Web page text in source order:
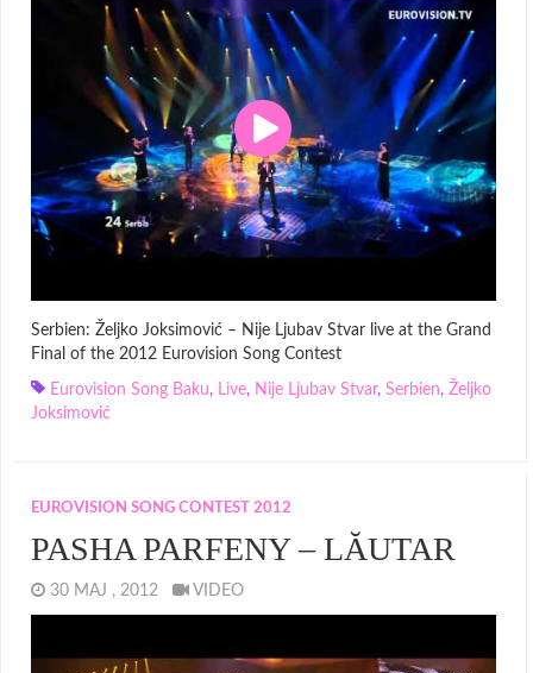
Serbien: Željko Joksimović – Nije Ljubav Stvar live at the Grand
Final of the 2012 Eurovision Song Contest
Eurovision Song Baku, Live, Nije Ljubav Stvar, Serbien, Željko
Joksimović
EUROVISION SONG CONTEST 2012
PASHA PARFENY – LĂUTAR
30 MAJ , 2012 VIDEO